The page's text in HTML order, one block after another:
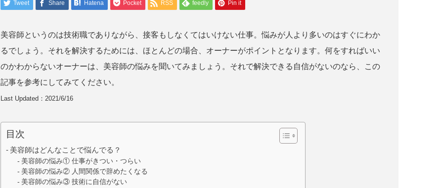
Tweet Share Hatena Pocket RSS feedly Pin it
美容師というのは技術職でありながら、接客もしなくてはいけない仕事。悩みが人より多いのはすぐにわか
るでしょう。それを解決するためには、ほとんどの場合、オーナーがポイントとなります。何をすればいい
のかわからないオーナーは、美容師の悩みを聞いてみましょう。それで解決できる自信がないのなら、この
記事を参考にしてみてください。
Last Updated：2021/6/16
目次
美容師はどんなことで悩んでる？
美容師の悩み① 仕事がきつい・つらい
美容師の悩み② 人間関係で辞めたくなる
美容師の悩み③ 技術に自信がない